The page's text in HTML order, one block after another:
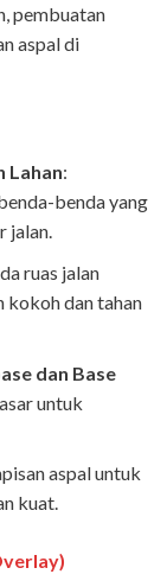
pembuatan
aspal di
Lahan:
benda yang
jalan.
ruas jalan
dan tahan
dan Base
untuk
aspal untuk
kuat.